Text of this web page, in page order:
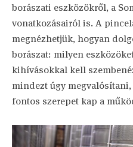
borászati eszközökről, a
vonatkozásairól is. A
megnézhetjük, hogyan
borászat: milyen
kihívásokkal kell
mindezt úgy
fontos szerepet kap a